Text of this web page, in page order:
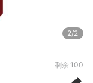
2/2
剩余 100